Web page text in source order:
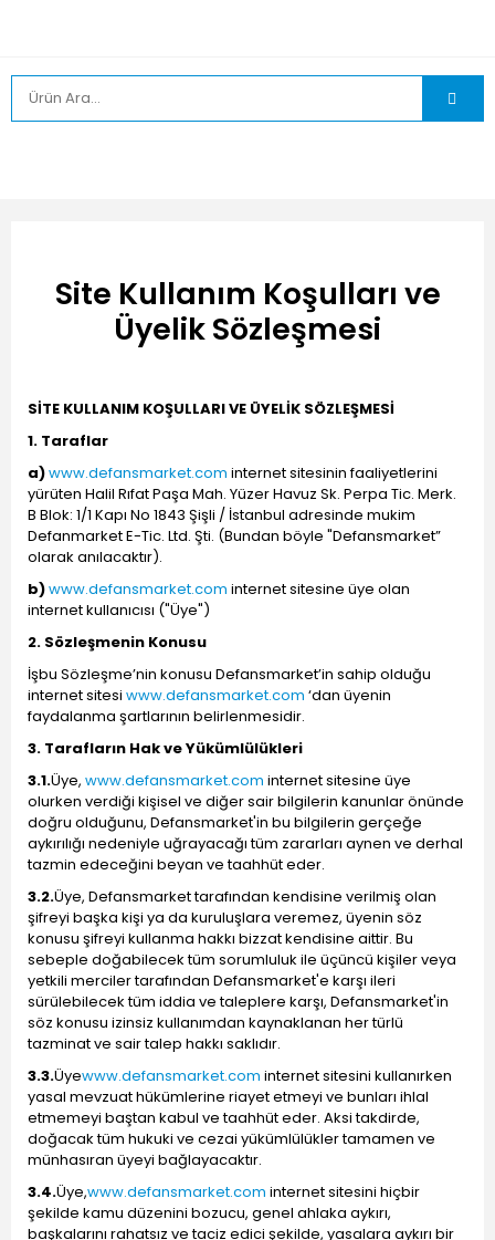
Site Kullanım Koşulları ve
Üyelik Sözleşmesi
SİTE KULLANIM KOŞULLARI VE ÜYELİK SÖZLEŞMESİ
1. Taraflar
a)www.defansmarket.com internet sitesinin faaliyetlerini
yürüten Halil Rıfat Paşa Mah. Yüzer Havuz Sk. Perpa Tic. Merk.
B Blok: 1/1 Kapı No 1843 Şişli / İstanbul adresinde mukim
Defanmarket E-Tic. Ltd. Şti. (Bundan böyle "Defansmarket”
olarak anılacaktır).
b)www.defansmarket.com internet sitesine üye olan
internet kullanıcısı ("Üye")
2. Sözleşmenin Konusu
İşbu Sözleşme’nin konusu Defansmarket’in sahip olduğu
internet sitesi www.defansmarket.com ‘dan üyenin
faydalanma şartlarının belirlenmesidir.
3. Tarafların Hak ve Yükümlülükleri
3.1.Üye, www.defansmarket.com internet sitesine üye
olurken verdiği kişisel ve diğer sair bilgilerin kanunlar önünde
doğru olduğunu, Defansmarket'in bu bilgilerin gerçeğe
aykırılığı nedeniyle uğrayacağı tüm zararları aynen ve derhal
tazmin edeceğini beyan ve taahhüt eder.
3.2.Üye, Defansmarket tarafından kendisine verilmiş olan
şifreyi başka kişi ya da kuruluşlara veremez, üyenin söz
konusu şifreyi kullanma hakkı bizzat kendisine aittir. Bu
sebeple doğabilecek tüm sorumluluk ile üçüncü kişiler veya
yetkili merciler tarafından Defansmarket'e karşı ileri
sürülebilecek tüm iddia ve taleplere karşı, Defansmarket'in
söz konusu izinsiz kullanımdan kaynaklanan her türlü
tazminat ve sair talep hakkı saklıdır.
3.3.Üyewww.defansmarket.com internet sitesini kullanırken
yasal mevzuat hükümlerine riayet etmeyi ve bunları ihlal
etmemeyi baştan kabul ve taahhüt eder. Aksi takdirde,
doğacak tüm hukuki ve cezai yükümlülükler tamamen ve
münhasıran üyeyi bağlayacaktır.
3.4.Üye,www.defansmarket.com internet sitesini hiçbir
şekilde kamu düzenini bozucu, genel ahlaka aykırı,
başkalarını rahatsız ve taciz edici şekilde, yasalara aykırı bir